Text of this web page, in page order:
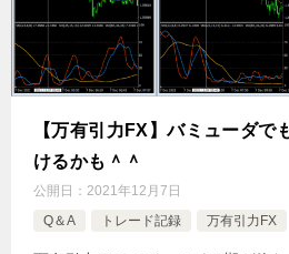
【万有引力FX】バミューダで
けるかも＾＾
公開日： 2021年12月7日
Q＆A
トレード記録 万有引力FX